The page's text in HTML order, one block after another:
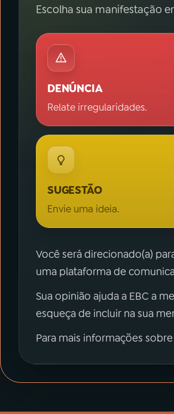
Escolha sua manifestação
DENÚNCIA
Relate irregularidades.
SUGESTÃO
Envie uma ideia.
Você será direcionado(a)
uma plataforma de
Sua opinião ajuda a EBC a
esqueça de incluir na sua
Para mais informações